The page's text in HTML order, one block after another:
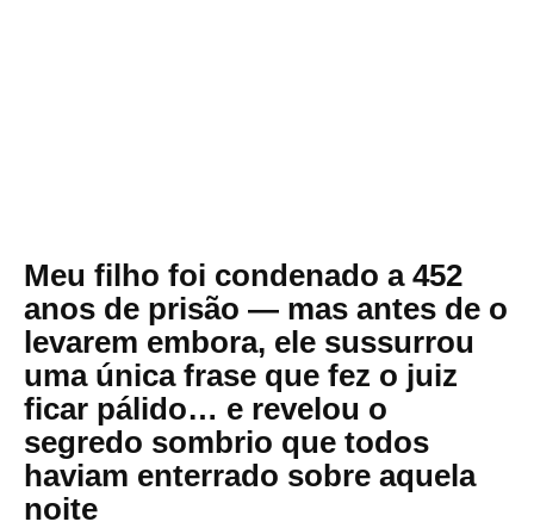
Meu filho foi condenado a 452
anos de prisão — mas antes de o
levarem embora, ele sussurrou
uma única frase que fez o juiz
ficar pálido… e revelou o
segredo sombrio que todos
haviam enterrado sobre aquela
noite